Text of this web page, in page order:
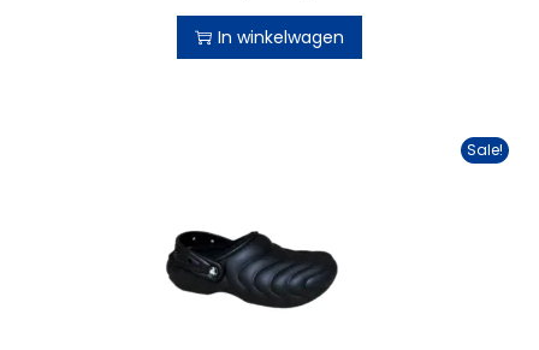
In winkelwagen
Sale!